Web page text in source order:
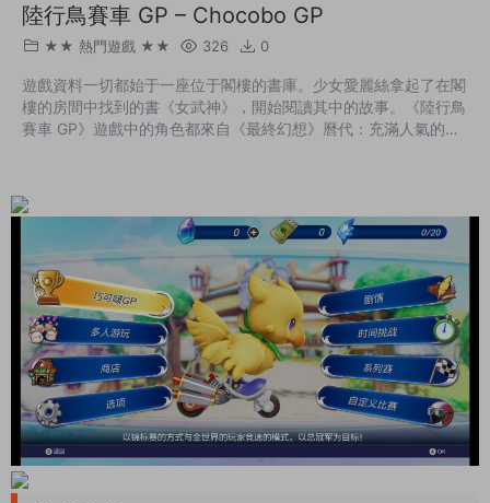
陸行鳥賽車 GP – Chocobo GP
★★ 熱門遊戲 ★★ 326 0
遊戲資料一切都始于一座位于閣樓的書庫。少女愛麗絲拿起了在閣
樓的房間中找到的書《女武神》，開始閱讀其中的故事。《陸行鳥
賽車 GP》遊戲中的角色都來自《最終幻想》曆代：充滿人氣的陸
愛！模拟器遊戲比較吃配置，配置較低的自行斟酌。運行方式遊戲
安裝後即可遊玩。本站默認所有遊戲都請在英文路徑下運行。例如
（D：/game/123/） 錯誤示範（D：/遊戲/一二三）如個遇到問題
請搜索下載站内【3D...